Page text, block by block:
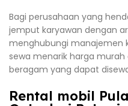
Bagi perusahaan yang
jemput karyawan dengan
menghubungi manajemen
sewa menarik harga
beragam yang dapat
Rental mobil